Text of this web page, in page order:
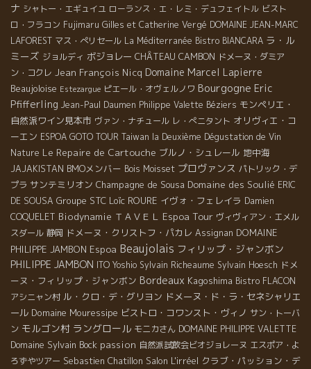
ナ シャトー・エギュイユ ローランス・エ・レミ・デュフェイトル ビスト
ロ・フラコン Fujimaru Gilles et Catherine Vergé DOMAINE JEAN-MARC
LAFOREST マス・ぺリセール La Méditerranée Bistro BIANCARA ラ・ル
ミーズ ジョルディ ボジョレー CHÂTEAU CAMBON ドメーヌ・ダミア
ン・コクレ Jean François Nicq Domaine Marcel Lapierre
Beaujoloise Estezargue ピエール・オヴェルノワ Bourgogne Eric
Pfifferling Jean-Paul Daumen Philippe Valette Béziers モンペリエ・
自然派ワイン見本市 ヴァン・ナチュール レ・ぺニタント オリヴィエ・コ
ーエン ESPOA GOTO TOUR Taiwan la Deuxième Dégustation de Vin
Nature Le Repaire de Cartouche ブルノ・シュレール 地中海
JAJAKISTAN BMOメンバー Bois Moisset プロヴァンス パトリック・デ
プラ サンテミリオン Champagne de Sousa Domaine des Soulié ERIC
DE SOUSA Groupe STC Loïc ROURE イヴォ・フェレイラ Damien
COQUELET Biodynamie ＴＡＶＥＬ Espoa Tour ヴィヴィアン・エメル
スダール 静岡 ドメーヌ・クリストフ・パカレ Assignan DOMAINE
PHILIPPE JAMBON Espoa Beaujolais フィリップ・ジャンボン
PHILIPPE JAMBON ITO Yoshio Sylvain Richeaume Sylvain Hoesch ドメ
ーヌ・フィリップ・ジャンボン Bordeaux Kagoshima Bistro FLACON
アシニャン村 ル・クロ・デ・グリヨン ドメーヌ・ド・ラ・セネシャリエ
ール Domaine Mouressipe ビストロ・コワンスト・ヴィノ サン・トーバ
ン モルゴン村 ラングロール モニカさん DOMAINE PHILIPPE VALETTE
Domaine Sylvain Bock passion 自然派試飲会ビオジョレーヌ エスポア・よ
ろずやツアー Sebastien Chatillon Salon L'irréel クラブ・パッション・デ